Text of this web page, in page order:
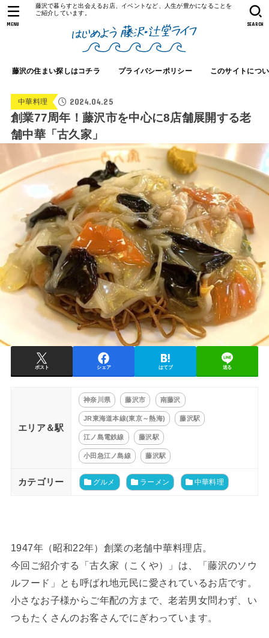
藤沢で暮らすと出会えるお店、イベントなど、人生が豊かになることを
ご紹介しています。
藤沢の住まい探しはコチラ プライバシーポリシー このサイトにつ
SEARCH
MENU
中華料理 2024.04.25
創業77周年！藤沢市を中心に8店舗展開する老
舗中華「古久家」
ポスト シェア はてブ 送る
エリア＆駅
神奈川県 藤沢市 南藤沢
JR東海道本線(東京～熱海) 藤沢駅
江ノ島電鉄線 藤沢駅
小田急江ノ島線 藤沢駅
カテゴリー グルメ ラーメン 中華料理
1947年（昭和22年）創業の老舗中華料理店。
今回ご紹介する「古久家（こくや）」は、「藤沢のソウ
ルフード」とも呼ばれ地元民に愛されているお店です。
小さなお子様からご年配の方まで、老若男女問わず、い
つもたくさんのお客さんでにぎわっています。